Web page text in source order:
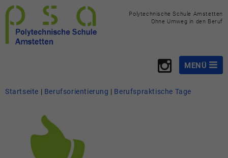
Polytechnische Schule Amstetten
Ohne Umweg in den Beruf
MENÜ
Fachbereiche
Berufsorientierung
Startseite | Berufsorientierung | Berufspraktische Tage